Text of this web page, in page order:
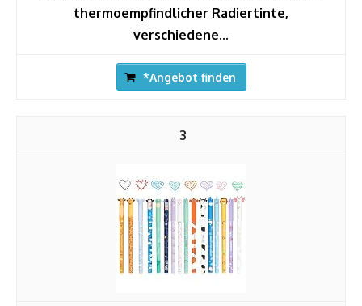
thermoempfindlicher Radiertinte,
verschiedene...
*Angebot finden
3